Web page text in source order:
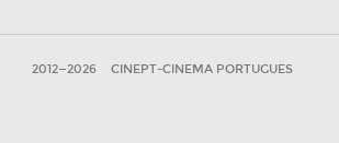
2012—2026 CINEPT-CINEMA PORTUGUES